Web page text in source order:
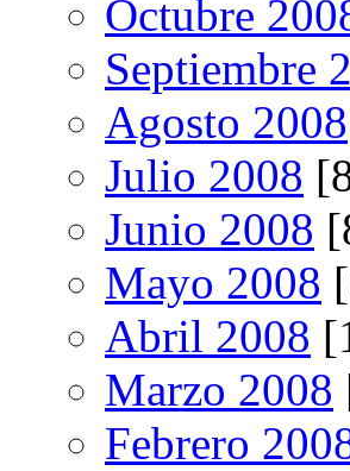
Octubre
Septiembre
Agosto 2008
Julio 2008
Junio 2008
Mayo 2008
Abril 2008
Marzo 2008
Febrero